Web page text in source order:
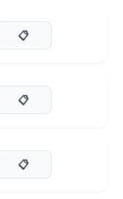
📋
📋
📋